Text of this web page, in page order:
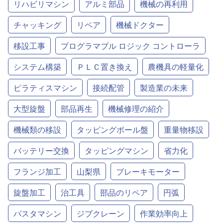
リハビリマシン アルミ部品
機械の再利用
チャッキング
リペア
機械ドクター
移設工事
プログラマブル ロジック コントローラ
システム構築
ＰＬＣ置き換え
農機具の軽量化
ピラティスマシン
接続配管
製造業の未来
大型旋盤
部品再生
機械修理の紹介
機械類の移設
タッピングボール盤
重量物移設
バッテリー交換
タッピングマシン
省力化
フランジ加工
山梨県
ブレーキモーター
旋盤加工
治工具 部品のリペア
円弧
パスタマシン
ジブクレーン
作業効率向上